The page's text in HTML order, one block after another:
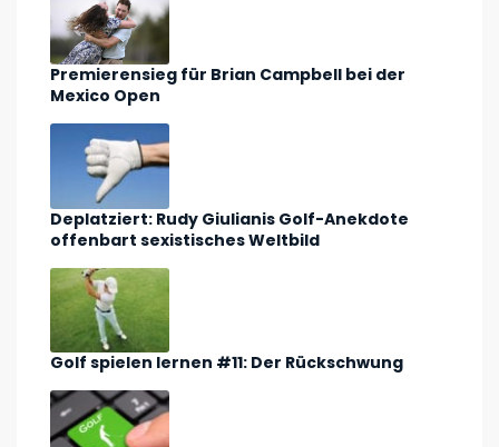
Premierensieg für Brian Campbell bei der
Mexico Open
Deplatziert: Rudy Giulianis Golf-Anekdote
offenbart sexistisches Weltbild
Golf spielen lernen #11: Der Rückschwung